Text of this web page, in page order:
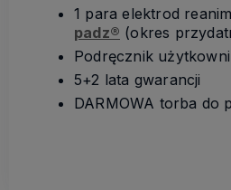
1 para elektrod
padz® (okres
Podręcznik
5+2 lata gwarancji
DARMOWA torba do